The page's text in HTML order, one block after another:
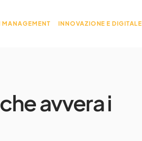
MANAGEMENT INNOVAZIONE E DIGITALE
avvera i